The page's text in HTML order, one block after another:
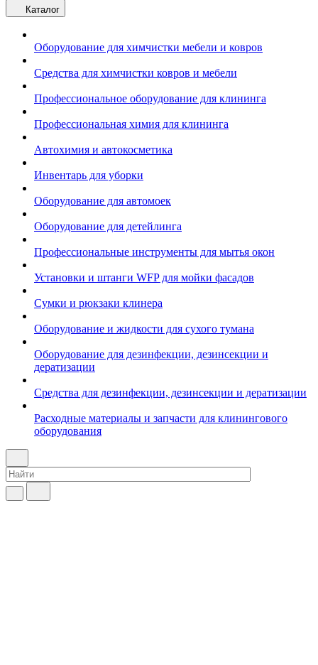
Каталог
Оборудование для химчистки мебели и ковров
Средства для химчистки ковров и мебели
Профессиональное оборудование для клининга
Профессиональная химия для клининга
Автохимия и автокосметика
Инвентарь для уборки
Оборудование для автомоек
Оборудование для детейлинга
Профессиональные инструменты для мытья окон
Установки и штанги WFP для мойки фасадов
Сумки и рюкзаки клинера
Оборудование и жидкости для сухого тумана
Оборудование для дезинфекции, дезинсекции и
дератизации
Средства для дезинфекции, дезинсекции и дератизации
Расходные материалы и запчасти для клинингового
оборудования